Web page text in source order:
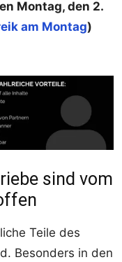
Montag, den 2.
am Montag)
sind vom
Teile des
Besonders in den